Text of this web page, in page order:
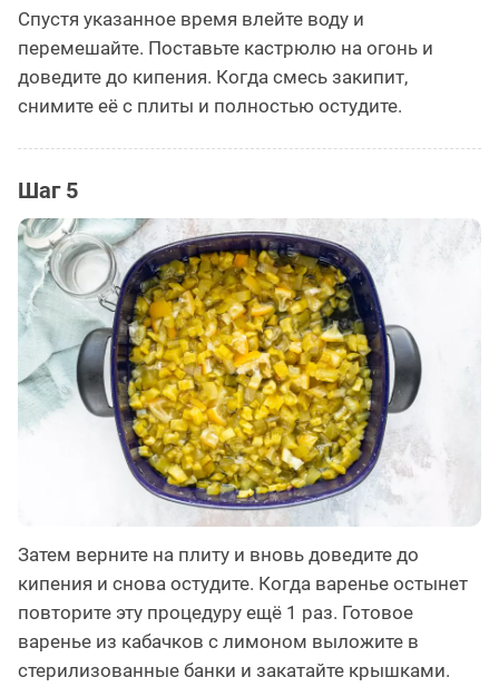
Спустя указанное время влейте воду и
перемешайте. Поставьте кастрюлю на огонь и
доведите до кипения. Когда смесь закипит,
снимите её с плиты и полностью остудите.
Шаг 5
Затем верните на плиту и вновь доведите до
кипения и снова остудите. Когда варенье остынет
повторите эту процедуру ещё 1 раз. Готовое
варенье из кабачков с лимоном выложите в
стерилизованные банки и закатайте крышками.